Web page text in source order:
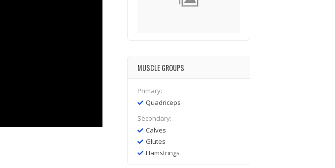
MUSCLE GROUPS
Primary:
Quadriceps
Secondary:
Calves
Glutes
Hamstrings